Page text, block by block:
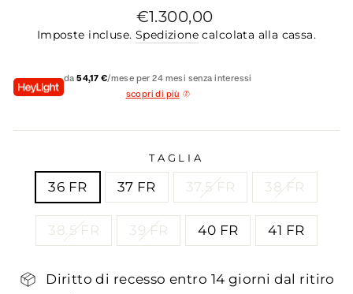
Prezzo
di
€1.300,00
Imposte incluse. Spedizione calcolata alla cassa.
da54,17 €/mese per 24 mesi senza interessi
scopri di più
TAGLIA
36 FR 37 FR 37.5 FR 38 FR
38.5 FR 39 FR 40 FR 41 FR
Diritto di recesso entro 14 giorni dal ritiro